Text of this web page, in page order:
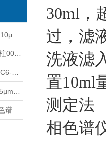
30ml，
过，滤
洗液滤
置10ml
测定法
相色谱